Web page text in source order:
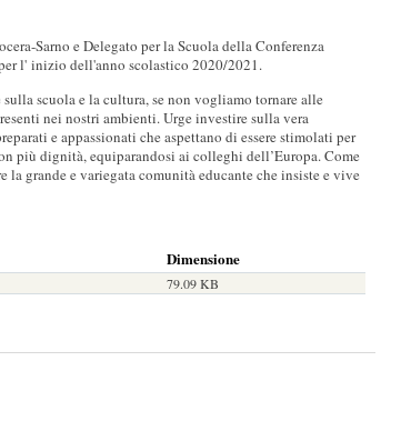
Sarno e Delegato per la Scuola della Conferenza
l' inizio dell'anno scolastico 2020/2021.
scuola e la cultura, se non vogliamo tornare alle
nei nostri ambienti. Urge investire sulla vera
e appassionati che aspettano di essere stimolati per
più dignità, equiparandosi ai colleghi dell’Europa. Come
grande e variegata comunità educante che insiste e vive
Dimensione
79.09 KB